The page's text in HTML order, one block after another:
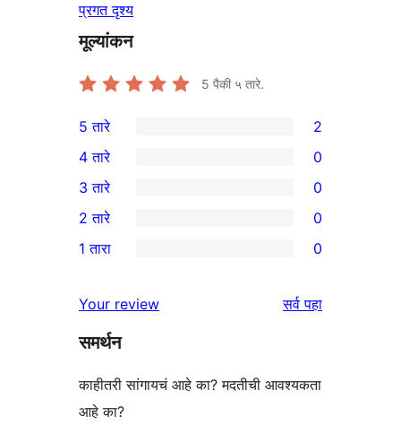
प्रगत दृश्य
मूल्यांकन
5 पैकी ५ तारे.
2
5-
तारांकित
परीक्षणे
5 तारे 2
4-
तारांकित
परीक्षणे
4 तारे 0
0
3-
तारांकित
3 तारे 0
2-
परीक्षणे
2 तारे 0
तारांकित
परीक्षणे
1 तारा 0
Your review सर्वपुनरावलोकने
पहा
समर्थन
काहीतरी सांगायचं आहे का? मदतीची आवश्यकता
आहे का?